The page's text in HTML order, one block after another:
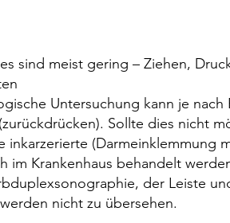
sind meist gering – Ziehen,
Untersuchung kann je
Sollte dies nicht
inkarzerierte (Darmeinklemmung
im Krankenhaus behandelt
der Leiste
nicht zu übersehen.